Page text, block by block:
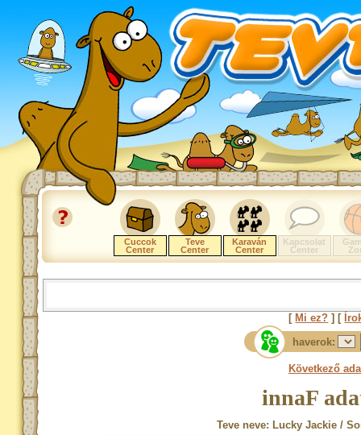
Cuccok
Center
Teve
Center
Karaván
Center
Kapcsolat
Center
[ Mi ez? ] [
haverok:
Következő
innaF
Teve neve: Lucky Jackie /